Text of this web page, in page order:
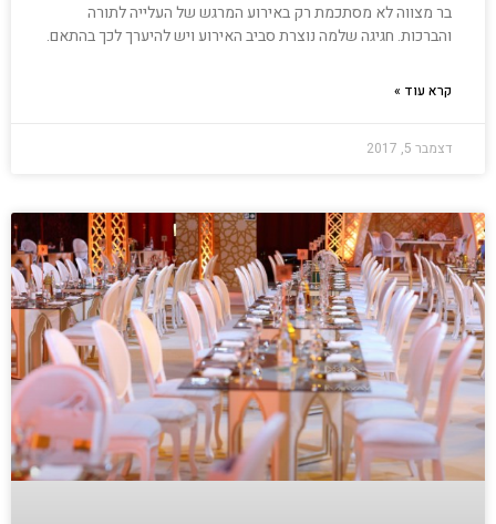
בר מצווה לא מסתכמת רק באירוע המרגש של העלייה לתורה
והברכות. חגיגה שלמה נוצרת סביב האירוע ויש להיערך לכך בהתאם.
קרא עוד »
דצמבר 5, 2017